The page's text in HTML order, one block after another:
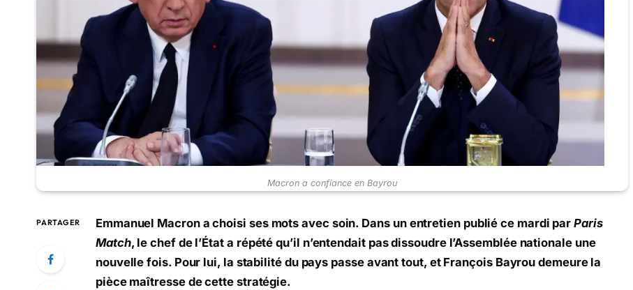
Macron a confiance en Bayrou
PARTAGER Emmanuel Macron a choisi ses mots avec soin. Dans un entretien publié ce mardi parParis
Match, le chef de l’État a répété qu’il n’entendait pas dissoudre l’Assemblée nationale une
nouvelle fois. Pour lui, la stabilité du pays passe avant tout, et François Bayrou demeure la
pièce maîtresse de cette stratégie.